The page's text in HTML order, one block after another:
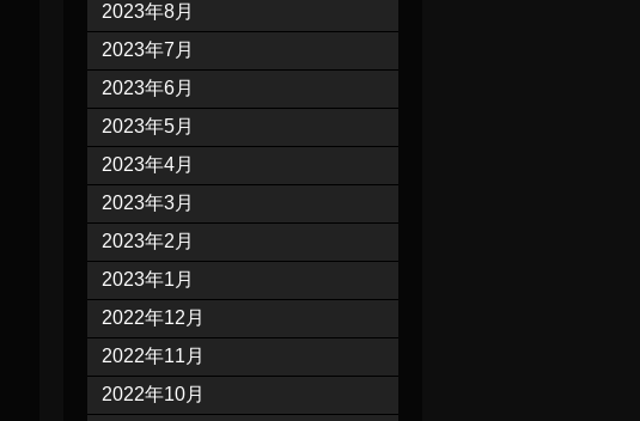
2023年8月
2023年7月
2023年6月
2023年5月
2023年4月
2023年3月
2023年2月
2023年1月
2022年12月
2022年11月
2022年10月